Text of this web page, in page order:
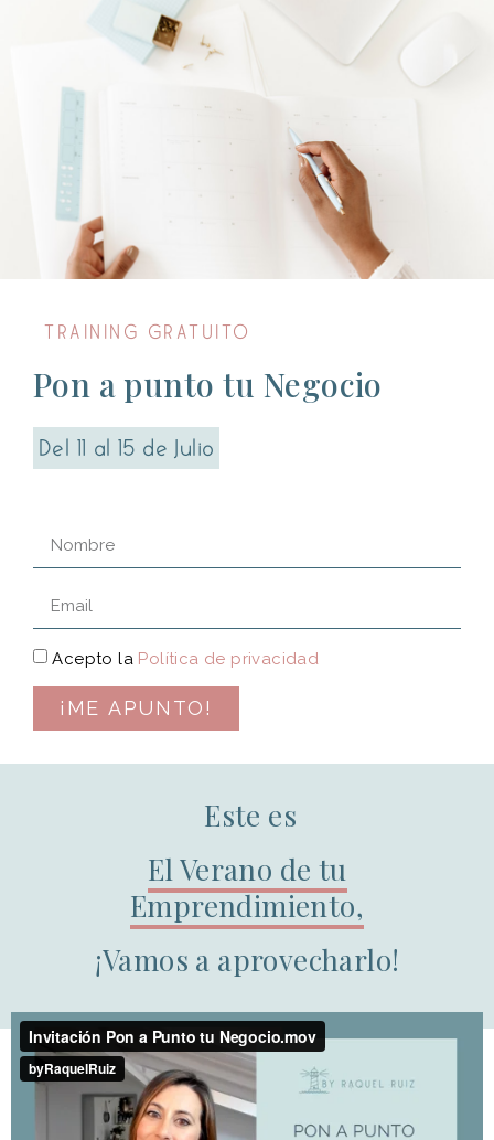
TRAINING GRATUITO
Pon a punto tu Negocio
Del 11 al 15 de Julio
Acepto la Política de privacidad
¡ME APUNTO!
Este es
El Verano de tu
Emprendimiento,
¡Vamos a aprovecharlo!